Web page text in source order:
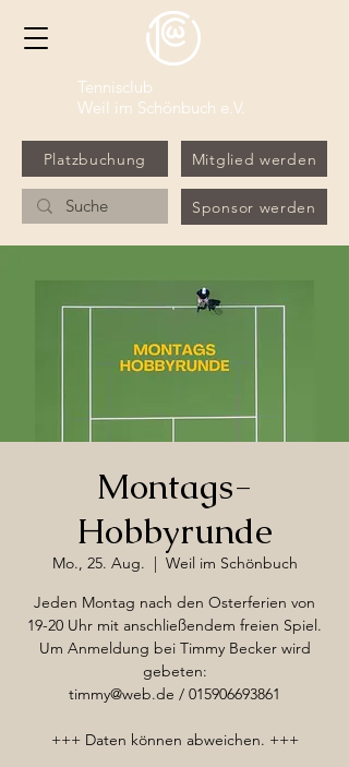
Tennisclub
Weil im Schönbuch e.V.
Platzbuchung Mitglied werden
Sponsor werden
Montags-
Hobbyrunde
Mo., 25. Aug.
  |
Weil im Schönbuch
Jeden Montag nach den Osterferien von
19-20 Uhr mit anschließendem freien Spiel.
Um Anmeldung bei Timmy Becker wird
gebeten:
timmy@web.de / 015906693861
+++ Daten können abweichen. +++